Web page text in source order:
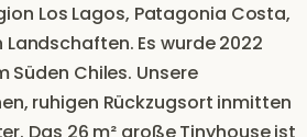
Los Lagos, Patagonia Costa,
Es wurde 2022
Chiles. Unsere
ruhigen Rückzugsort inmitten